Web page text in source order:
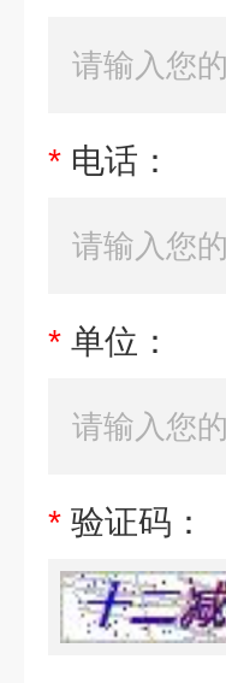
* 电话：
* 单位：
* 验证码：